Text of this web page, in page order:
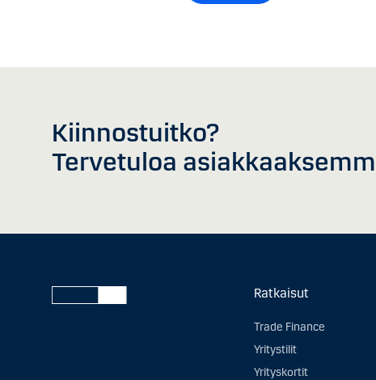
Kiinnostuitko?
Tervetuloa
Ratkaisut
Trade Finance
Yritystilit
Yrityskortit